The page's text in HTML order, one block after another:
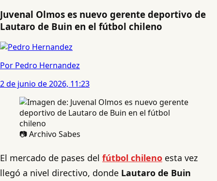
Juvenal Olmos es nuevo gerente deportivo de
Lautaro de Buin en el fútbol chileno
Por Pedro Hernandez
2 de junio de 2026, 11:23
📷 Archivo Sabes
El mercado de pases del fútbol chileno esta vez
llegó a nivel directivo, donde Lautaro de Buin